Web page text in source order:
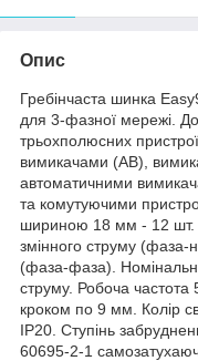
Опис
Гребінчаста шинка
для 3-фазної мережі.
трьохполюсних
вимикачами (АВ),
автоматичними
та комутуючими
шириною 18 мм - 12 шт.
змінного струму (фаза-
(фаза-фаза).
струму. Робоча
кроком по 9 мм. Колір
IP20. Ступінь
60695-2-1